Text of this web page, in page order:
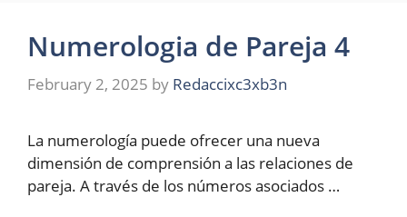
Numerologia de Pareja 4
February 2, 2025 by Redaccixc3xb3n
La numerología puede ofrecer una nueva
dimensión de comprensión a las relaciones de
pareja. A través de los números asociados …